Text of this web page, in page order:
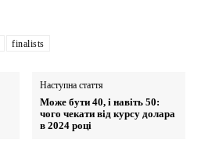
finalists
Наступна стаття
Може бути 40, і навіть 50:
чого чекати від курсу долара
в 2024 році